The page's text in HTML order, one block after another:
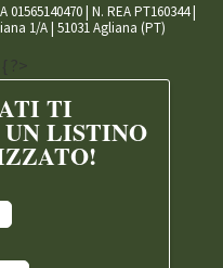
| N. REA PT160344 |
1/A | 51031 Agliana (PT)
?>